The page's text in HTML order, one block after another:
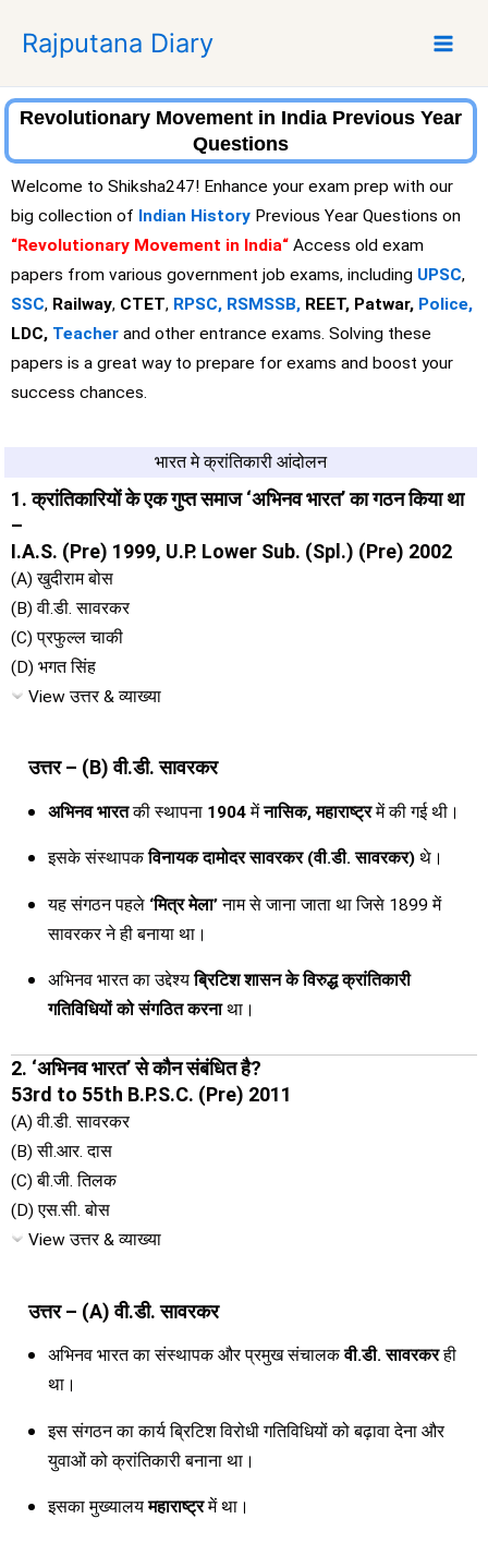
p
Rajputana Diary
Revolutionary Movement in India Previous Year
Questions
Welcome to Shiksha247! Enhance your exam prep with our
big collection of Indian History Previous Year Questions on
“Revolutionary Movement in India“ Access old exam
papers from various government job exams, including UPSC,
SSC, Railway, CTET, RPSC, RSMSSB, REET, Patwar, Police,
LDC, Teacher and other entrance exams. Solving these
papers is a great way to prepare for exams and boost your
success chances.
भारत मे क्रांतिकारी आंदोलन
1. क्रांतिकारियों के एक गुप्त समाज ‘अभिनव भारत’ का गठन किया था
–
I.A.S. (Pre) 1999, U.P. Lower Sub. (Spl.) (Pre) 2002
(A) खुदीराम बोस
(B) वी.डी. सावरकर
(C) प्रफुल्ल चाकी
(D) भगत सिंह
View उत्तर & व्याख्या
उत्तर – (B) वी.डी. सावरकर
अभिनव भारतकी स्थापना 1904मेंनासिक, महाराष्ट्रमें की गई थी।
इसके संस्थापकविनायक दामोदर सावरकर (वी.डी. सावरकर) थे।
यह संगठन पहले ‘मित्र मेला’नाम से जाना जाता था जिसे 1899 में
सावरकर ने ही बनाया था।
अभिनव भारत का उद्देश्यब्रिटिश शासन के विरुद्ध क्रांतिकारी
गतिविधियों को संगठित करनाथा।
2. ‘अभिनव भारत’ से कौन संबंधित है?
53rd to 55th B.P.S.C. (Pre) 2011
(A) वी.डी. सावरकर
(B) सी.आर. दास
(C) बी.जी. तिलक
(D) एस.सी. बोस
View उत्तर & व्याख्या
उत्तर – (A) वी.डी. सावरकर
अभिनव भारत का संस्थापक और प्रमुख संचालकवी.डी. सावरकरही
था।
इस संगठन का कार्य ब्रिटिश विरोधी गतिविधियों को बढ़ावा देना और
युवाओं को क्रांतिकारी बनाना था।
इसका मुख्यालयमहाराष्ट्रमें था।